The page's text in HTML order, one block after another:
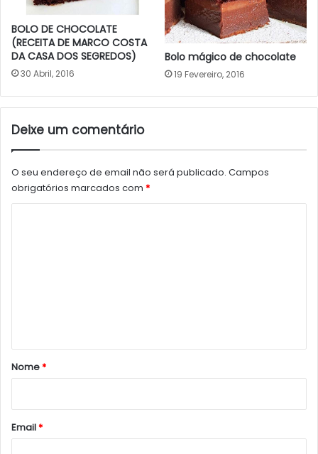
BOLO DE CHOCOLATE
(RECEITA DE MARCO COSTA
DA CASA DOS SEGREDOS)
30 Abril, 2016
Bolo mágico de chocolate
19 Fevereiro, 2016
Deixe um comentário
O seu endereço de email não será publicado. Campos
obrigatórios marcados com *
r
*
Nome*
Email*